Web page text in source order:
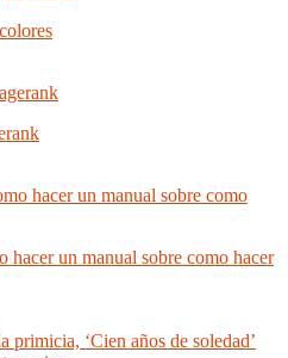
hacer un manual sobre como hacer